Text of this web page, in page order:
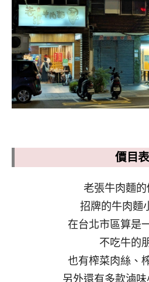
價目表
老張牛肉麵
招牌的牛肉麵
在台北市區算是
不吃牛的
也有榨菜肉絲、
另外還有多款滷